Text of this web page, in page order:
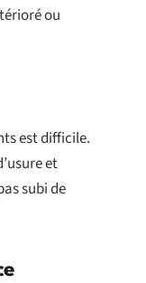
ou
est difficile.
et
subi de